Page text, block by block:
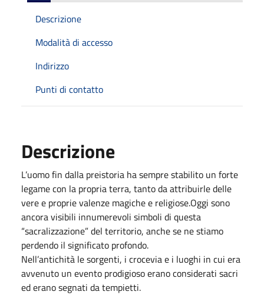
Descrizione
Modalità di accesso
Indirizzo
Punti di contatto
Descrizione
L’uomo fin dalla preistoria ha sempre stabilito un forte
legame con la propria terra, tanto da attribuirle delle
vere e proprie valenze magiche e religiose.Oggi sono
ancora visibili innumerevoli simboli di questa
“sacralizzazione” del territorio, anche se ne stiamo
perdendo il significato profondo.
Nell’antichità le sorgenti, i crocevia e i luoghi in cui era
avvenuto un evento prodigioso erano considerati sacri
ed erano segnati da tempietti.